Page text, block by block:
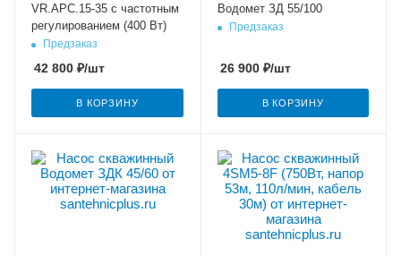
VR.APC.15-35 с частотным
регулированием (400 Вт)
Предзаказ
42 800 ₽/шт
В КОРЗИНУ
Водомет ЗД 55/100
Предзаказ
26 900₽/шт
В КОРЗИНУ